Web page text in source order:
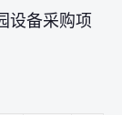
设备采购项